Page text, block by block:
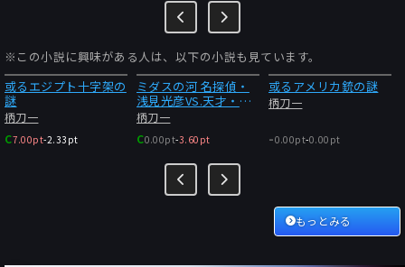
※この小説に興味がある人は、以下の小説も見ています。
或るエジプト十字架の
謎
柄刀一
C7.00pt-2.33pt
ミダスの河 名探偵・
浅見光彦VS.天才・天
地龍之介
柄刀一
C0.00pt-3.60pt
或るアメリカ銃の謎
柄刀一
-0.00pt-0.00pt
もっとみる